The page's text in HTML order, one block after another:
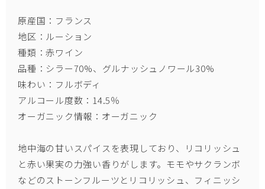
原産国：フランス
地区：ルーション
種類：赤ワイン
品種：シラー70%、グルナッシュノワール30%
味わい：フルボディ
アルコール度数：14.5％
オーガニック情報：オーガニック
地中海の甘いスパイスを表現しており、リコリッシュ
と赤い果実の力強い香りがします。モモやサクランボ
などのストーンフルーツとリコリッシュ、フィニッシ